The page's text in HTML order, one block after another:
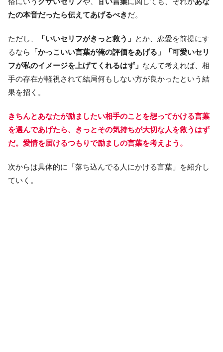
たの本音だったら伝えてあげるべきだ。
ただし、 「いいセリフがきっと救う」 とか、恋愛を前提にす
るなら
「かっこいい言葉が俺の評価をあげる」「可愛いセリ
フが私のイメージを上げてくれるはず」 なんて考えれば、相
手の存在が軽視されて結局何もしない方が良かったという結
果を招く。
きちんとあなたが励ましたい相手のことを想ってかける言葉
を選んであげたら、きっとその気持ちが大切な人を救うはず
だ。愛情を届けるつもりで励ましの言葉を考えよう。
次からは具体的に「落ち込んでる人にかける言葉」を紹介し
ていく。